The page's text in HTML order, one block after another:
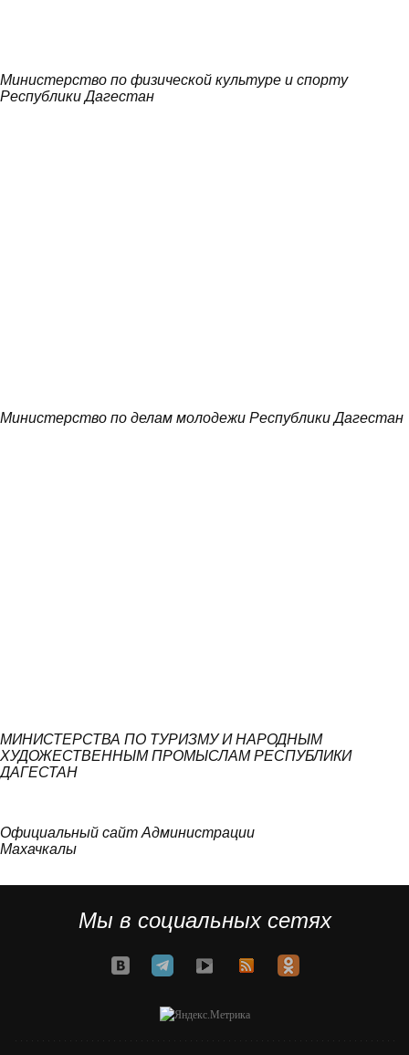
Министерство по физической культуре и спорту
Республики Дагестан
Министерство по делам молодежи Республики Дагестан
МИНИСТЕРСТВА ПО ТУРИЗМУ И НАРОДНЫМ
ХУДОЖЕСТВЕННЫМ ПРОМЫСЛАМ РЕСПУБЛИКИ
ДАГЕСТАН
Официальный сайт Администрации
Махачкалы
Мы в социальных сетях